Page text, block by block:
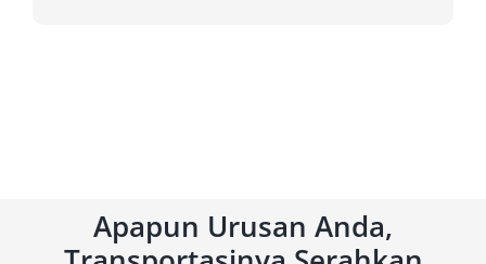
Dengan rental mobil Hiace Premio Luxury,
Apapun Urusan Anda,